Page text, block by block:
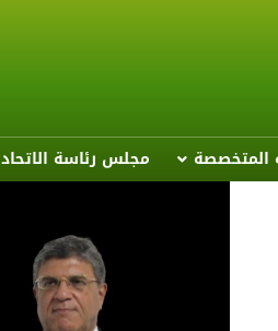
المتخصصة مجلس رئاسة الاتحاد